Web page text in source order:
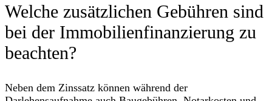
Welche zusätzlichen Gebühren sind
bei der Immobilienfinanzierung zu
beachten?
Neben dem Zinssatz können während der